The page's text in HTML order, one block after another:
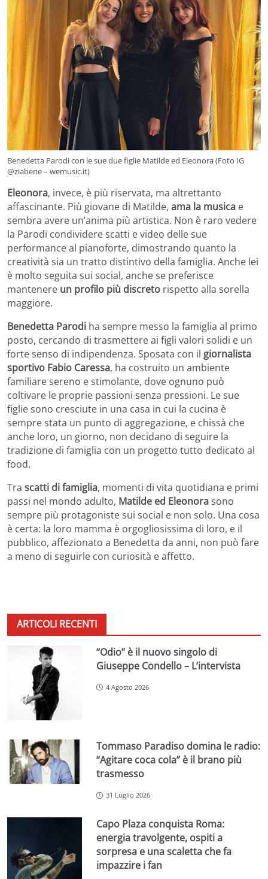
Benedetta Parodi con le sue due figlie Matilde ed Eleonora (Foto IG
@ziabene – wemusic.it)
Eleonora, invece, è più riservata, ma altrettanto
affascinante. Più giovane di Matilde, ama la musica e
sembra avere un’anima più artistica. Non è raro vedere
la Parodi condividere scatti e video delle sue
performance al pianoforte, dimostrando quanto la
creatività sia un tratto distintivo della famiglia. Anche lei
è molto seguita sui social, anche se preferisce
mantenere un profilo più discreto rispetto alla sorella
maggiore.
Benedetta Parodi ha sempre messo la famiglia al primo
posto, cercando di trasmettere ai figli valori solidi e un
forte senso di indipendenza. Sposata con il giornalista
sportivo Fabio Caressa, ha costruito un ambiente
familiare sereno e stimolante, dove ognuno può
coltivare le proprie passioni senza pressioni. Le sue
figlie sono cresciute in una casa in cui la cucina è
sempre stata un punto di aggregazione, e chissà che
anche loro, un giorno, non decidano di seguire la
tradizione di famiglia con un progetto tutto dedicato al
food.
Tra scatti di famiglia, momenti di vita quotidiana e primi
passi nel mondo adulto, Matilde ed Eleonorasono
sempre più protagoniste sui social e non solo. Una cosa
è certa: la loro mamma è orgogliosissima di loro, e il
pubblico, affezionato a Benedetta da anni, non può fare
a meno di seguirle con curiosità e affetto.
ARTICOLI RECENTI
“Odio” è il nuovo singolo di
Giuseppe Condello – L’intervista
4 Agosto 2026
Tommaso Paradiso domina le radio:
“Agitare coca cola” è il brano più
trasmesso
31 Luglio 2026
Capo Plaza conquista Roma:
energia travolgente, ospiti a
sorpresa e una scaletta che fa
impazzire i fan